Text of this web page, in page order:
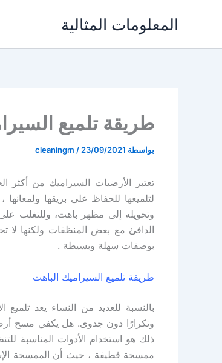
المعلومات المثالية
طريقة تلميع
بواسطة cleaningm / 23/09/2021
تعتبر الأرضيات السيراميك من أكثر
لتلميعها للحفاظ على بريقها
وتحويله إلى مظهر باهت، وللتغلب
الدافئ مع بعض المنظفات ولكنها لا
بوصفات سهلة وبسيطة .
طريقة تلميع السيراميك الباهت
بالنسبة للعديد من النساء يعد
وتكرارًا دون جدوى. هل يكفي مسح
ذلك هو استخدام الأدوات المناسبة
ممسحة قطيفة ، حيث أن الممسحة